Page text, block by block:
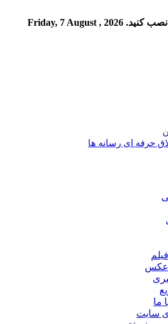
نصب کنید. Friday, 7 August , 2026
حرفه ای رسانه ها
عکس
ما
سایت